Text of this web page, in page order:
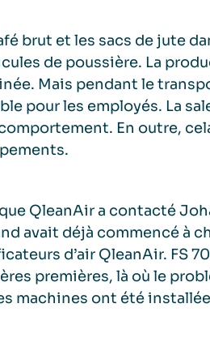
brut et les sacs de jute
de poussière. La
Mais pendant le
pour les employés. La
En outre,
QleanAir a contacté
avait déjà commencé à
d’air QleanAir. FS
premières, là où le
machines ont été